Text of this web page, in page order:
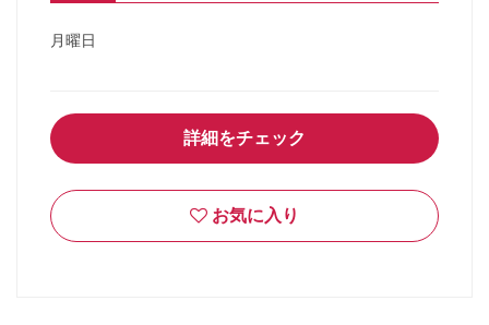
月曜日
詳細をチェック
お気に入り